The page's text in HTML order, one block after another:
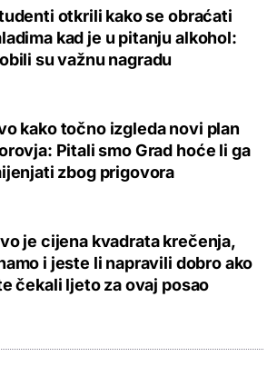
otkrili kako se obraćati
kad je u pitanju alkohol:
su važnu nagradu
kako točno izgleda novi plan
Pitali smo Grad hoće li ga
zbog prigovora
je cijena kvadrata krečenja,
i jeste li napravili dobro ako
čekali ljeto za ovaj posao